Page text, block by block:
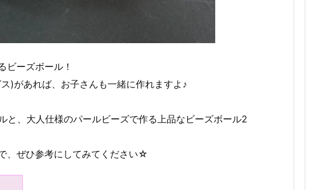
ビーズボール！
)があれば、お子さんも一緒に作れますよ♪
と、大人仕様のパールビーズで作る上品なビーズボール2
、ぜひ参考にしてみてください☆